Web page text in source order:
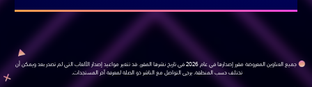
جميع العناوين المعروضة مقرر إصدارها في عام 2026 في تاريخ نشرها المقرر. قد تتغير مواعيد إصدار الألعاب التي لم تصدر بعد ويمكن أن
تختلف حسب المنطقة. يرجى التواصل مع الناشر ذو الصلة لمعرفة آخر المستجدات.